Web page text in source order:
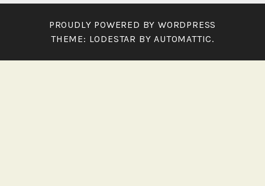
PROUDLY POWERED BY WORDPRESS
THEME: LODESTAR BY AUTOMATTIC.